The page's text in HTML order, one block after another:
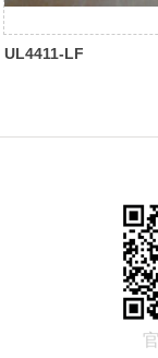
UL4411-LF